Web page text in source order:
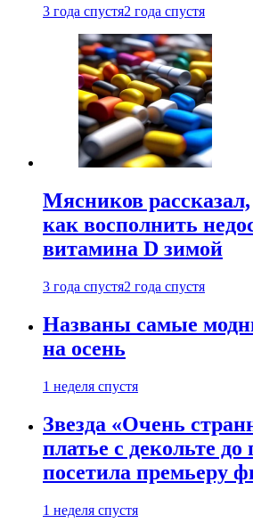
3 года спустя2 года спустя
Мясников рассказал,
как восполнить
витамина D зимой
3 года спустя2 года спустя
Названы самые
на осень
1 неделя спустя
Звезда «Очень
платье с декольте до
посетила премьеру
1 неделя спустя